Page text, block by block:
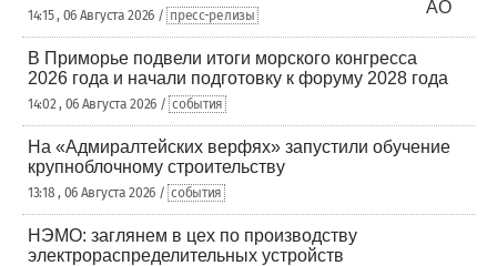
14:15 , 06 Августа 2026 / пресс-релизы
В Приморье подвели итоги морского конгресса
2026 года и начали подготовку к форуму 2028 года
14:02 , 06 Августа 2026 / события
На «Адмиралтейских верфях» запустили обучение
крупноблочному строительству
13:18 , 06 Августа 2026 / события
НЭМО: заглянем в цех по производству
электрораспределительных устройств